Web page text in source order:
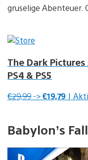
gruselige Abenteuer.
The Dark
PS4 & PS5
€29,99 ->€19,79 |
Babylon’s Fall